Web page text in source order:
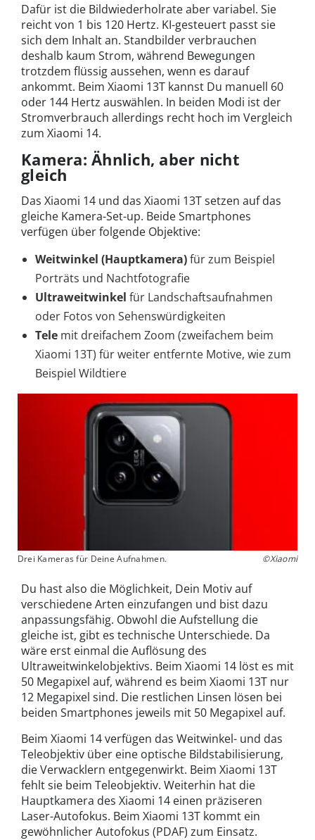
Dafür ist die Bildwiederholrate aber variabel. Sie
reicht von 1 bis 120 Hertz. KI-gesteuert passt sie
sich dem Inhalt an. Standbilder verbrauchen
deshalb kaum Strom, während Bewegungen
trotzdem flüssig aussehen, wenn es darauf
ankommt. Beim Xiaomi 13T kannst Du manuell 60
oder 144 Hertz auswählen. In beiden Modi ist der
Stromverbrauch allerdings recht hoch im Vergleich
zum Xiaomi 14.
Kamera: Ähnlich, aber nicht
gleich
Das Xiaomi 14 und das Xiaomi 13T setzen auf das
gleiche Kamera-Set-up. Beide Smartphones
verfügen über folgende Objektive:
Weitwinkel (Hauptkamera)für zum Beispiel
Porträts und Nachtfotografie
Ultraweitwinkel für Landschaftsaufnahmen
oder Fotos von Sehenswürdigkeiten
Tele mit dreifachem Zoom (zweifachem beim
Xiaomi 13T) für weiter entfernte Motive, wie zum
Beispiel Wildtiere
Drei Kameras für Deine Aufnahmen. ©Xiaomi
Du hast also die Möglichkeit, Dein Motiv auf
verschiedene Arten einzufangen und bist dazu
anpassungsfähig. Obwohl die Aufstellung die
gleiche ist, gibt es technische Unterschiede. Da
wäre erst einmal die Auflösung des
Ultraweitwinkelobjektivs. Beim Xiaomi 14 löst es mit
50 Megapixel auf, während es beim Xiaomi 13T nur
12 Megapixel sind. Die restlichen Linsen lösen bei
beiden Smartphones jeweils mit 50 Megapixel auf.
Beim Xiaomi 14 verfügen das Weitwinkel- und das
Teleobjektiv über eine optische Bildstabilisierung,
die Verwacklern entgegenwirkt. Beim Xiaomi 13T
fehlt sie beim Teleobjektiv. Weiterhin hat die
Hauptkamera des Xiaomi 14 einen präziseren
Laser-Autofokus. Beim Xiaomi 13T kommt ein
gewöhnlicher Autofokus (PDAF) zum Einsatz.